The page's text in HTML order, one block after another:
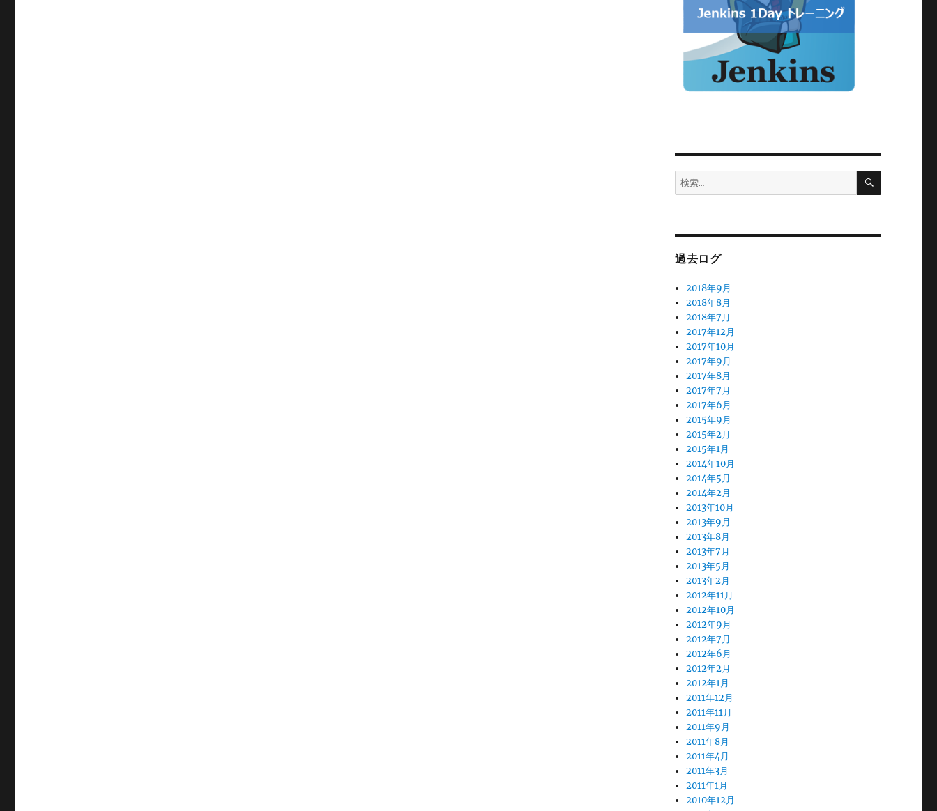
検
索:
検
過去ログ
2018年9月
2018年8月
2018年7月
2017年12月
2017年10月
2017年9月
2017年8月
2017年7月
2017年6月
2015年9月
2015年2月
2015年1月
2014年10月
2014年5月
2014年2月
2013年10月
2013年9月
2013年8月
2013年7月
2013年5月
2013年2月
2012年11月
2012年10月
2012年9月
2012年7月
2012年6月
2012年2月
2012年1月
2011年12月
2011年11月
2011年9月
2011年8月
2011年4月
2011年3月
2011年1月
2010年12月